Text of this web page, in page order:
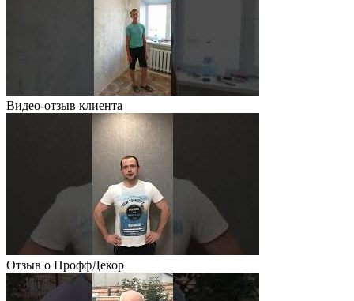
Видео-отзыв клиента
Отзыв о ПроффДекор